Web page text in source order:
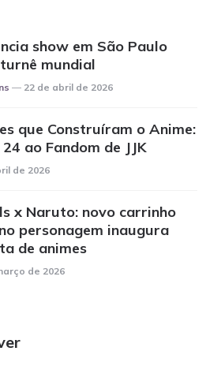
show em São Paulo
mundial
22 de abril de 2026
que Construíram o Anime:
ao Fandom de JJK
de 2026
x Naruto: novo carrinho
personagem inaugura
de animes
de 2026